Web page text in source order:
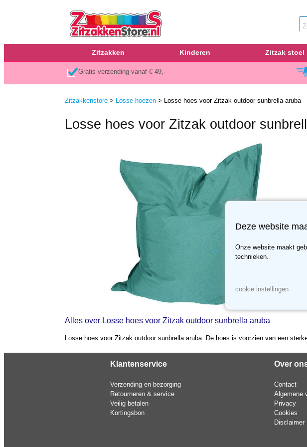
Zitzakken Kinderen Zitzak stoel
Gratis verzending vanaf € 49,-
Zitzakkenstore> Losse hoezen> Losse hoes voor Zitzak outdoor sunbrella aruba
Losse hoes voor Zitzak outdoor
Alles over Losse hoes voor Zitzak outdoor sunbrella aruba
Losse hoes voor Zitzak outdoor sunbrella aruba. De hoes is voorzien van een
Klantenservice
Verzending en bezorging
Retourneren & service
Veilig betalen
Kortingsbon
Over
Contact
Algemene
Privacy
Cookies
Disclaimer
Deze website
Onze website maakt
technieken.
cookie instellingen